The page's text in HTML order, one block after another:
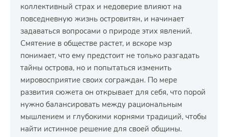
коллективный страх и недоверие влияют на
повседневную жизнь островитян, и начинает
задаваться вопросами о природе этих явлений.
Смятение в обществе растет, и вскоре мэр
понимает, что ему предстоит не только разгадать
тайны острова, но и попытаться изменить
мировосприятие своих сограждан. По мере
развития сюжета он открывает для себя, что порой
нужно балансировать между рациональным
мышлением и глубокими корнями традиций, чтобы
найти истинное решение для своей общины.